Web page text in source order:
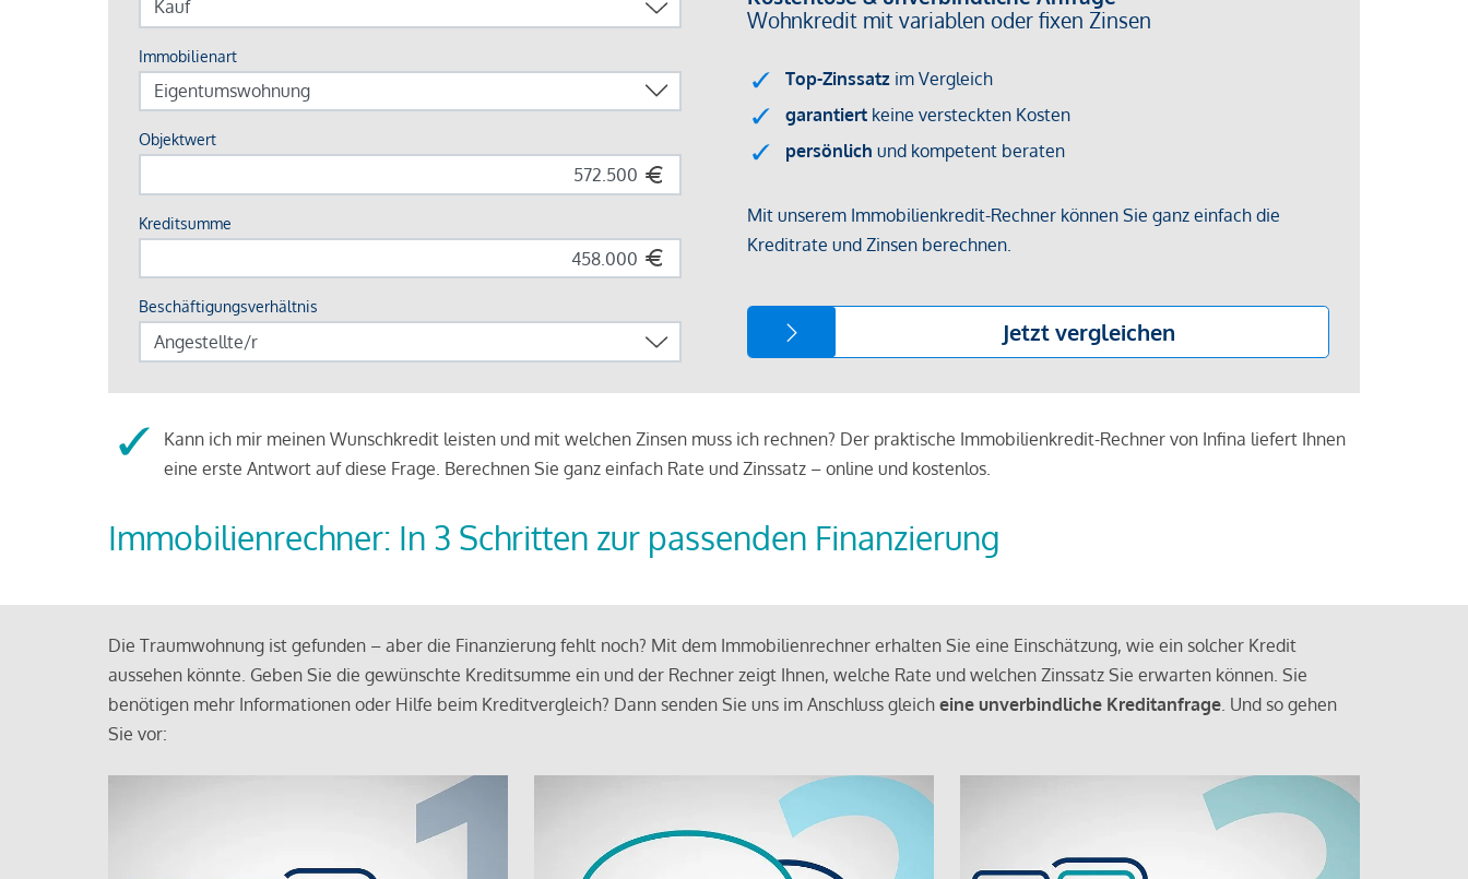
Kann ich mir meinen Wunschkredit leisten und mit welchen Zinsen muss ich rechnen? Der praktische Immobilienkredit-Rechner von Infina liefert Ihnen
eine erste Antwort auf diese Frage. Berechnen Sie ganz einfach Rate und Zinssatz – online und kostenlos.
Immobilienrechner: In 3 Schritten zur passenden Finanzierung
Die Traumwohnung ist gefunden – aber die Finanzierung fehlt noch? Mit dem Immobilienrechner erhalten Sie eine Einschätzung, wie ein solcher Kredit
aussehen könnte. Geben Sie die gewünschte Kreditsumme ein und der Rechner zeigt Ihnen, welche Rate und welchen Zinssatz Sie erwarten können. Sie
benötigen mehr Informationen oder Hilfe beim Kreditvergleich? Dann senden Sie uns im Anschluss gleich eine unverbindliche Kreditanfrage. Und so gehen
Sie vor: